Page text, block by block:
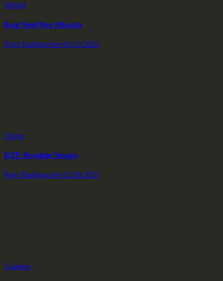
Messer
Real Steel Dex Micarta
Peter Rademacher 06.10.2025
Uhren
RZE Resolute Stratos
Peter Rademacher 02.09.2025
Gadgets